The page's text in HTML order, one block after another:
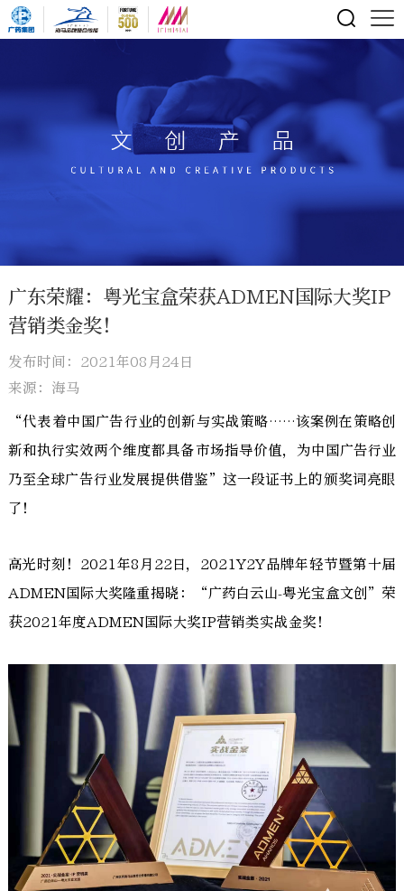
广东荣耀：粤光宝盒荣获ADMEN国际大奖IP
营销类金奖！
发布时间：2021年08月24日
来源：海马
“代表着中国广告行业的创新与实战策略……该案例在策略创
新和执行实效两个维度都具备市场指导价值，为中国广告行业
乃至全球广告行业发展提供借鉴”这一段证书上的颁奖词亮眼
了！
高光时刻！2021年8月22日，2021Y2Y品牌年轻节暨第十届
ADMEN国际大奖隆重揭晓：“广药白云山-粤光宝盒文创”荣
获2021年度ADMEN国际大奖IP营销类实战金奖！